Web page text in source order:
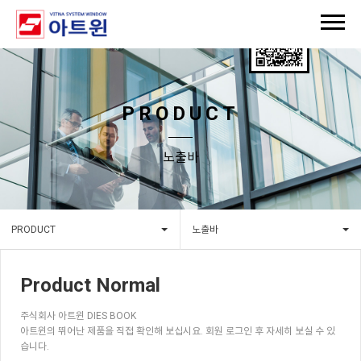
PRODUCT
노출바
PRODUCT 노출바
Product Normal
주식회사 아트윈 DIES BOOK
아트윈의 뛰어난 제품을 직접 확인해 보십시요. 회원 로그인 후 자세히 보실 수 있
습니다.